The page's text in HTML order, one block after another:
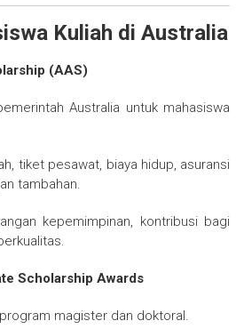
Kuliah di Australia
(AAS)
Australia untuk mahasiswa
tiket pesawat, biaya hidup, asuransi
tambahan.
kepemimpinan, kontribusi bagi
Scholarship Awards
magister dan doktoral.